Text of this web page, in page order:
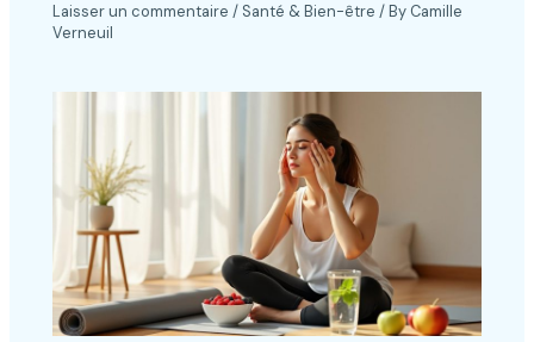
Laisser un commentaire / Santé & Bien-être / By Camille
Verneuil